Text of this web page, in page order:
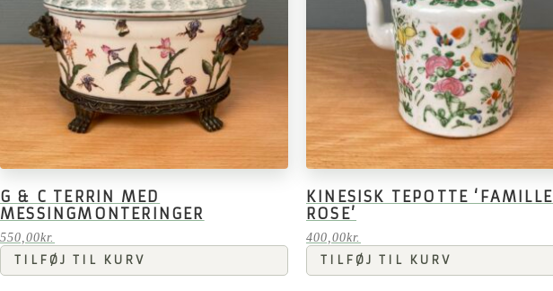
G & C TERRIN MED
MESSINGMONTERINGER
550,00kr.
TILFØJ TIL KURV
KINESISK TEPOTTE ‘FAMILLE
ROSE’
400,00kr.
TILFØJ TIL KURV